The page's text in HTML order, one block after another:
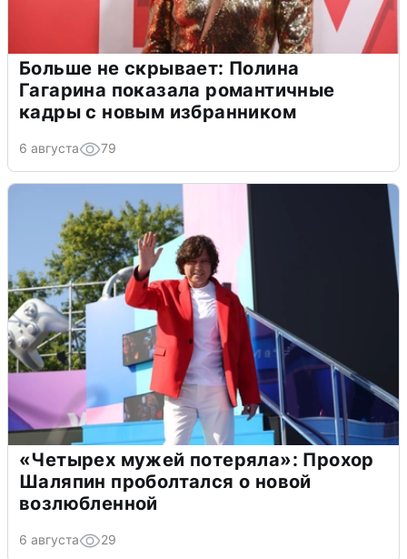
Больше не скрывает: Полина
Гагарина показала романтичные
кадры с новым избранником
6 августа 79
«Четырех мужей потеряла»: Прохор
Шаляпин проболтался о новой
возлюбленной
6 августа 29